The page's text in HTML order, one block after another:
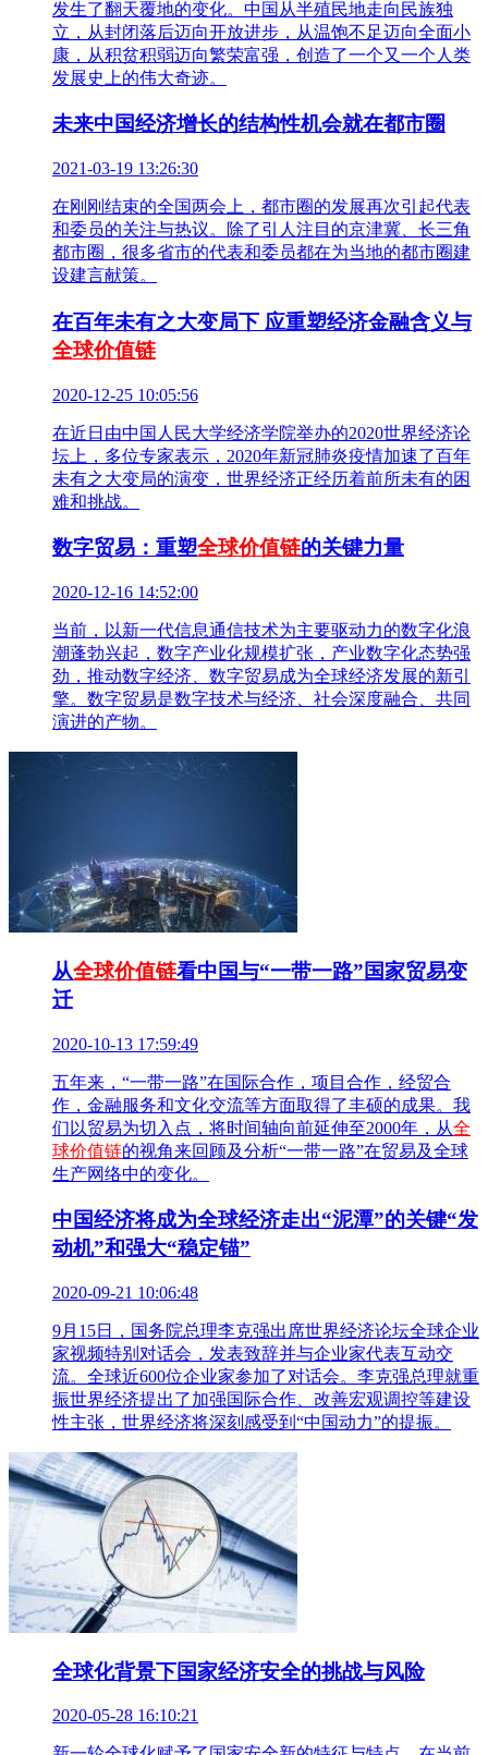
发生了翻天覆地的变化。中国从半殖民地走向民族独
立，从封闭落后迈向开放进步，从温饱不足迈向全面小
康，从积贫积弱迈向繁荣富强，创造了一个又一个人类
发展史上的伟大奇迹。
未来中国经济增长的结构性机会就在都市圈
2021-03-19 13:26:30
在刚刚结束的全国两会上，都市圈的发展再次引起代表
和委员的关注与热议。除了引人注目的京津冀、长三角
都市圈，很多省市的代表和委员都在为当地的都市圈建
设建言献策。
在百年未有之大变局下 应重塑经济金融含义与
全球价值链
2020-12-25 10:05:56
在近日由中国人民大学经济学院举办的2020世界经济论
坛上，多位专家表示，2020年新冠肺炎疫情加速了百年
未有之大变局的演变，世界经济正经历着前所未有的困
难和挑战。
数字贸易：重塑全球价值链的关键力量
2020-12-16 14:52:00
当前，以新一代信息通信技术为主要驱动力的数字化浪
潮蓬勃兴起，数字产业化规模扩张，产业数字化态势强
劲，推动数字经济、数字贸易成为全球经济发展的新引
擎。数字贸易是数字技术与经济、社会深度融合、共同
演进的产物。
从全球价值链看中国与“一带一路”国家贸易变
迁
2020-10-13 17:59:49
五年来，“一带一路”在国际合作，项目合作，经贸合
作，金融服务和文化交流等方面取得了丰硕的成果。我
们以贸易为切入点，将时间轴向前延伸至2000年，从全
球价值链的视角来回顾及分析“一带一路”在贸易及全球
生产网络中的变化。
中国经济将成为全球经济走出“泥潭”的关键“发
动机”和强大“稳定锚”
2020-09-21 10:06:48
9月15日，国务院总理李克强出席世界经济论坛全球企业
家视频特别对话会，发表致辞并与企业家代表互动交
流。全球近600位企业家参加了对话会。李克强总理就重
振世界经济提出了加强国际合作、改善宏观调控等建设
性主张，世界经济将深刻感受到“中国动力”的提振。
全球化背景下国家经济安全的挑战与风险
2020-05-28 16:10:21